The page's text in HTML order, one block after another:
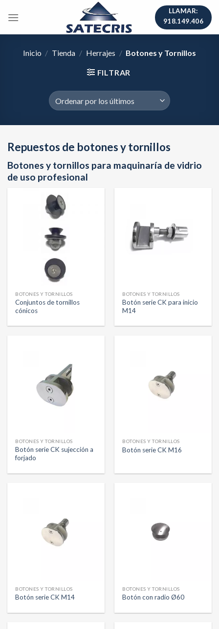
LLAMAR:
918.149.406
Inicio / Tienda / Herrajes / Botones y Tornillos
FILTRAR
Repuestos de botones y tornillos
Botones y tornillos para maquinaría de vidrio
de uso profesional
BOTONES Y TORNILLOS
Conjuntos de tornillos
cónicos
BOTONES Y TORNILLOS
Botón serie CK para inicio
M14
BOTONES Y TORNILLOS
Botón serie CK sujección a
forjado
BOTONES Y TORNILLOS
Botón serie CK M16
BOTONES Y TORNILLOS
Botón serie CK M14
BOTONES Y TORNILLOS
Botón con radio Ø60